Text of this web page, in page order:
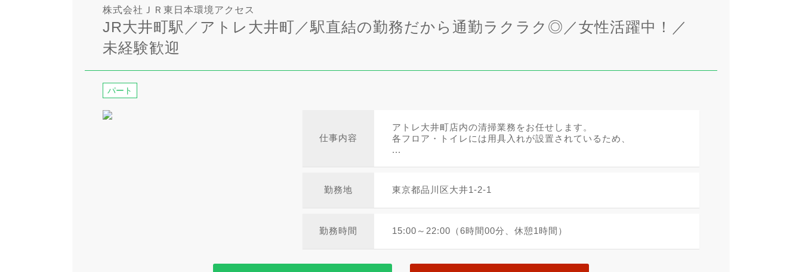
株式会社ＪＲ東日本環境アクセス
JR大井町駅／アトレ大井町／駅直結の勤務だから通勤ラクラク◎／女性活躍中！／
未経験歓迎
パート
仕事内容
アトレ大井町店内の清掃業務をお任せします。
各フロア・トイレには用具入れが設置されているため、
...
勤務地 東京都品川区大井1-2-1
勤務時間 15:00～22:00（6時間00分、休憩1時間）